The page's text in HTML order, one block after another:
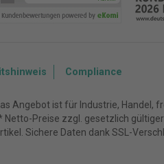
Compliance
Angebot ist für Industrie, Handel,
Preise zzgl. gesetzlich gültiger
Sichere Daten dank SSL-